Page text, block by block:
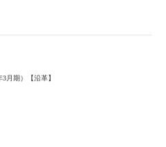
月期）【沿革】